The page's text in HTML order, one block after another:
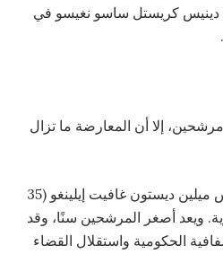
دينيس كريستل ساسو نغيسو في
إلا أن المعارضة ما تزال
ومن أبرز المنافسين المهندس ميلين ديستون غافيت إيلينغو (35
ويعد أصغر المرشحين سنًا، وقد
الحكومية واستقلال القضاء